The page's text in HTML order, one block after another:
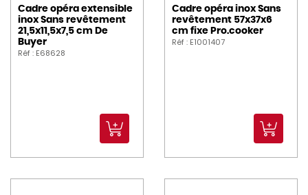
Cadre opéra extensible
inox Sans revêtement
21,5x11,5x7,5 cm De
Buyer
Réf : E68628
Cadre opéra inox Sans
revêtement 57x37x6
cm fixe Pro.cooker
Réf : E1001407